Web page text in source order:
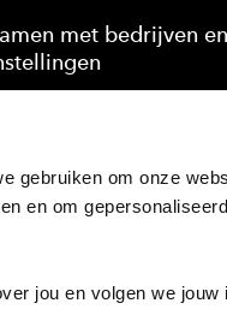
gebruiken om onze
en om
jou en volgen we jouw
met bedrijven en
Scholing van
bij een vraagstuk